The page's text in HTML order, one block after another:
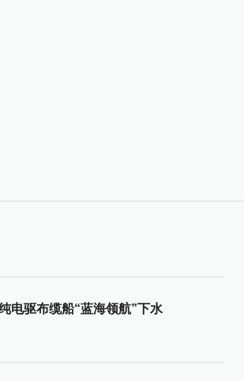
电驱布缆船“蓝海领航”下水